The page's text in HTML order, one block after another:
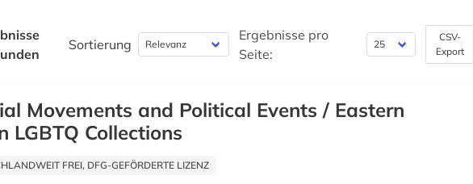
Sortierung
Ergebnisse pro
Seite:
CSV-
Export
Movements and Political Events / Eastern
LGBTQ Collections
FREI, DFG-GEFÖRDERTE LIZENZ